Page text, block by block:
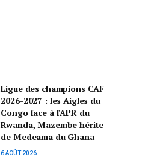
Ligue des champions CAF
2026-2027 : les Aigles du
Congo face à l’APR du
Rwanda, Mazembe hérite
de Medeama du Ghana
6 AOÛT 2026